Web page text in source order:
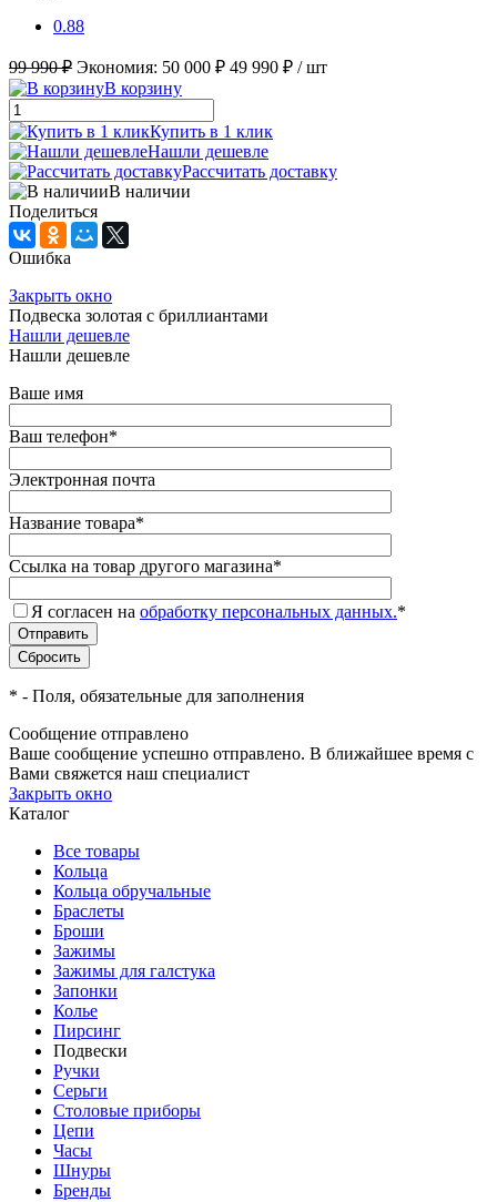
0.88
99 990 ₽ Экономия: 50 000 ₽ 49 990 ₽ / шт
В корзину
Купить в 1 клик
Нашли дешевле
Рассчитать доставку
В наличии
Поделиться
Ошибка
Закрыть окно
Подвеска золотая с бриллиантами
Нашли дешевле
Нашли дешевле
Ваше имя
Ваш телефон*
Электронная почта
Название товара*
Ссылка на товар другого магазина*
Я согласен на обработку персональных данных.*
* - Поля, обязательные для заполнения
Сообщение отправлено
Ваше сообщение успешно отправлено. В ближайшее время с
Вами свяжется наш специалист
Закрыть окно
Каталог
Все товары
Кольца
Кольца обручальные
Браслеты
Броши
Зажимы
Зажимы для галстука
Запонки
Колье
Пирсинг
Подвески
Ручки
Серьги
Столовые приборы
Цепи
Часы
Шнуры
Бренды